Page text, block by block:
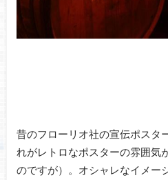
昔のフローリオ社の宣伝ポスタ
れがレトロなポスターの雰囲気
のですが）。オシャレなイメー